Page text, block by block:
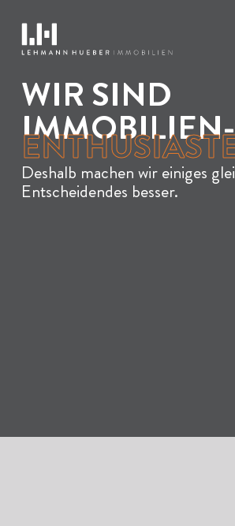
WIR SIND
IMMOBILIEN-
Deshalb machen wir einiges
Entscheidendes besser.